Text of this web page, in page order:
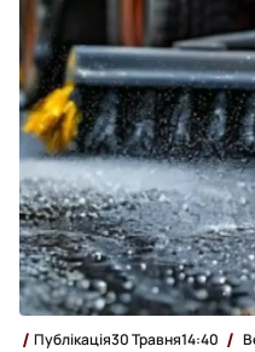
Публікація30 Травня14:40